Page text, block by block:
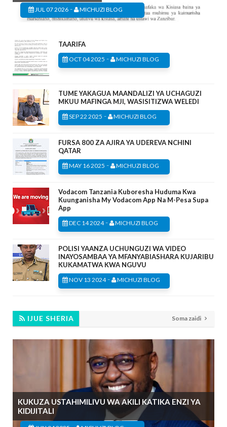
JUL 07 2026 - MICHUZI BLOG
TAARIFA
OCT 04 2025 - MICHUZI BLOG
TUME YAKAGUA MAANDALIZI YA UCHAGUZI
MKUU MAFINGA MJI, WASISITIZWA WELEDI
SEP 22 2025 - MICHUZI BLOG
FURSA 800 ZA AJIRA YA UDEREVA NCHINI
QATAR
MAY 16 2025 - MICHUZI BLOG
Vodacom Tanzania Kuboresha Huduma Kwa
Kuunganisha My Vodacom App Na M-Pesa Supa
App
DEC 14 2024- MICHUZI BLOG
POLISI YAANZA UCHUNGUZI WA VIDEO
INAYOSAMBAA YA MFANYABIASHARA KUJARIBU
KUKAMATWA KWA NGUVU
NOV 13 2024- MICHUZI BLOG
IJUE SHERIA Soma zaidi
KUKUZA USTAHIMILIVU WA AKILI KATIKA ENZI YA
KIDIJITALI